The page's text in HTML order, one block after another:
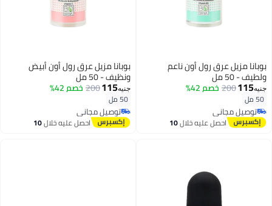
بوبانا مزيل عرق رول أون ناعم
ولطيف - 50 مل
جنيه115
200 خصم 42%
50 مل
توصيل مجاني
توصيل مجانياحصل عليه خلال10
بوبانا مزيل عرق رول أون أبيض
ونظيف - 50 مل
جنيه115
200 خصم 42%
50 مل
توصيل مجاني
توصيل مجانياحصل عليه خلال10